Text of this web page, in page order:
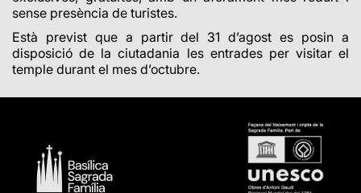
sense presència de turistes.
Està previst que a partir del 31 d’agostes posin a
disposició de la ciutadania les entrades per visitar el
temple durant el mes d’octubre.